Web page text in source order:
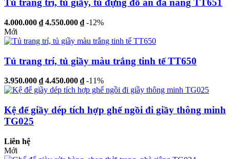
Tủ trang trí, tủ giầy, tủ đựng đồ ăn đa năng TT651
4.000.000 ₫ 4.550.000 ₫ -12%
Mới
Tủ trang trí, tủ giầy màu trắng tinh tế TT650
3.950.000 ₫ 4.450.000 ₫ -11%
Kệ để giầy dép tích hợp ghế ngồi đi giầy thông minh
TG025
Liên hệ
Mới